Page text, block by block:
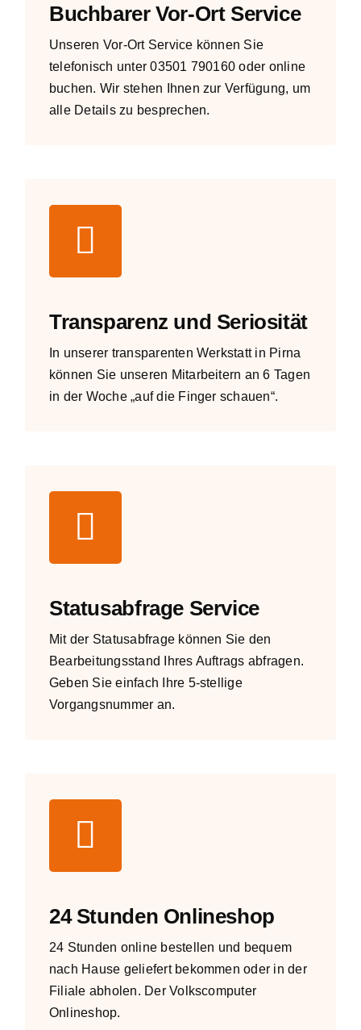
Buchbarer Vor-Ort Service
Unseren Vor-Ort Service können Sie
telefonisch unter03501 790160 oder online
buchen. Wir stehen Ihnen zur Verfügung, um
alle Details zu besprechen.
Transparenz und Seriosität
In unserer transparenten Werkstatt in Pirna
können Sie unseren Mitarbeitern an 6 Tagen
in der Woche „auf die Finger schauen“.
Statusabfrage Service
Mit der Statusabfrage können Sie den
Bearbeitungsstand Ihres Auftrags abfragen.
Geben Sie einfach Ihre 5-stellige
Vorgangsnummer an.
24 Stunden Onlineshop
24 Stunden online bestellen und bequem
nach Hause geliefert bekommen oder in der
Filiale abholen. Der Volkscomputer
Onlineshop.